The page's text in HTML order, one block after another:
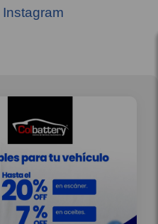
Instagram